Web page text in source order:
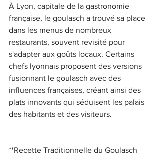
À Lyon, capitale de la gastronomie
française, le goulasch a trouvé sa place
dans les menus de nombreux
restaurants, souvent revisité pour
s'adapter aux goûts locaux. Certains
chefs lyonnais proposent des versions
fusionnant le goulasch avec des
influences françaises, créant ainsi des
plats innovants qui séduisent les palais
des habitants et des visiteurs.
**Recette Traditionnelle du Goulasch